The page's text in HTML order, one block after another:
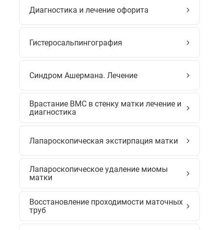
Диагностика и лечение офорита
Гистеросальпингография
Синдром Ашермана. Лечение
Врастание ВМС в стенку матки лечение и
диагностика
Лапароскопическая экстирпация матки
Лапароскопическое удаление миомы
матки
Восстановление проходимости маточных
труб